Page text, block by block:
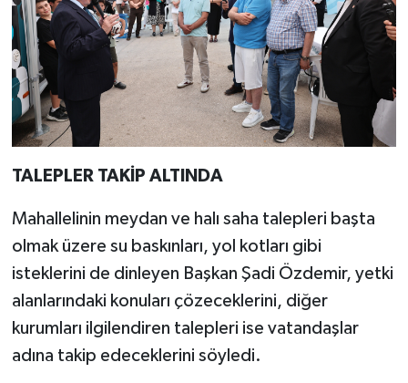
TALEPLER TAKİP ALTINDA
Mahallelinin meydan ve halı saha talepleri başta
olmak üzere su baskınları, yol kotları gibi
isteklerini de dinleyen Başkan Şadi Özdemir, yetki
alanlarındaki konuları çözeceklerini, diğer
kurumları ilgilendiren talepleri ise vatandaşlar
adına takip edeceklerini söyledi.